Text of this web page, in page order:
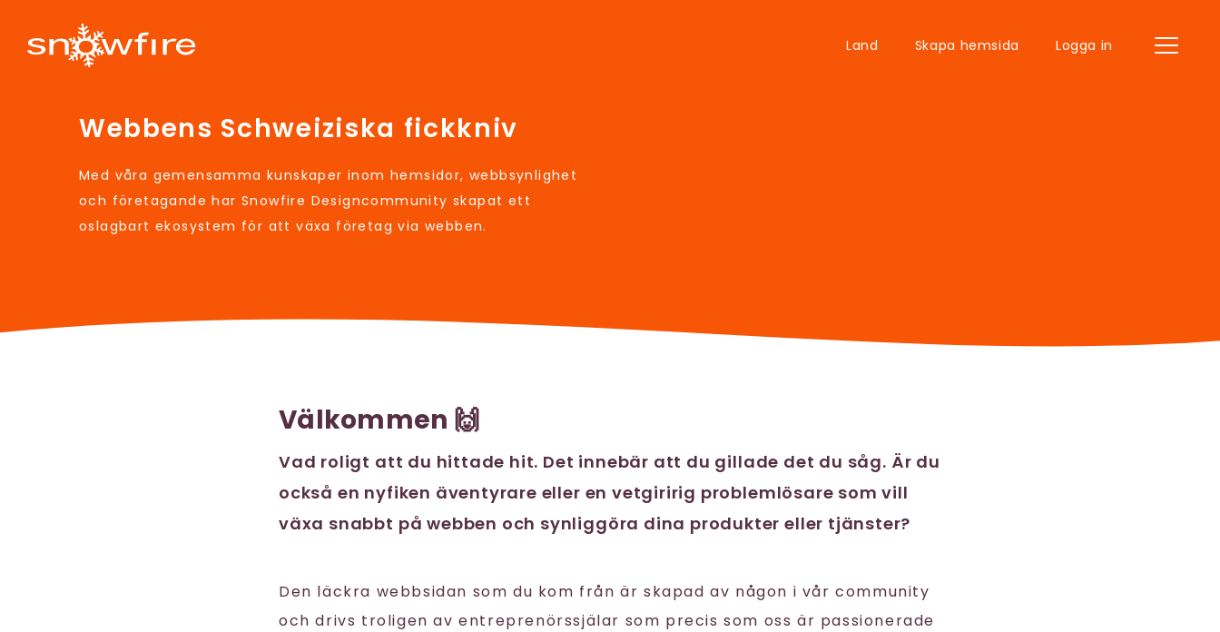
Land Skapa hemsida Logga in
Webbens Schweiziska fickkniv
Med våra gemensamma kunskaper inom hemsidor, webbsynlighet
och företagande har Snowfire Designcommunity skapat ett
oslagbart ekosystem för att växa företag via webben.
Välkommen 🙌
Vad roligt att du hittade hit. Det innebär att du gillade det du såg. Är du
också en nyfiken äventyrare eller en vetgiririg problemlösare som vill
växa snabbt på webben och synliggöra dina produkter eller tjänster?
Den läckra webbsidan som du kom från är skapad av någon i vår community
och drivs troligen av entreprenörssjälar som precis som oss är passionerade